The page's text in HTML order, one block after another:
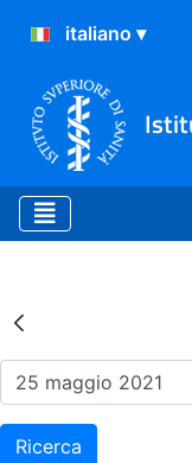
Risultati
Ricerca